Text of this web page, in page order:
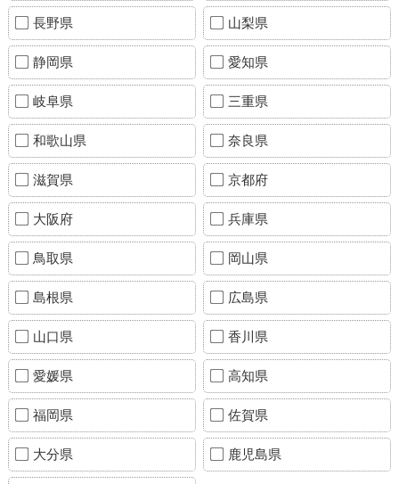
長野県 山梨県
静岡県 愛知県
岐阜県 三重県
和歌山県 奈良県
滋賀県 京都府
大阪府 兵庫県
鳥取県 岡山県
島根県 広島県
山口県 香川県
愛媛県 高知県
福岡県 佐賀県
大分県 鹿児島県